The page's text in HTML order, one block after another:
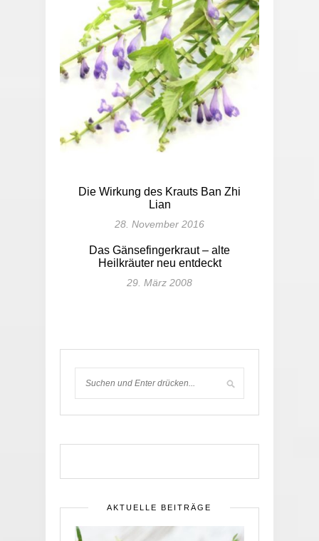
Die Wirkung des Krauts Ban Zhi
Lian
28. November 2016
Das Gänsefingerkraut – alte
Heilkräuter neu entdeckt
29. März 2008
AKTUELLE BEITRÄGE